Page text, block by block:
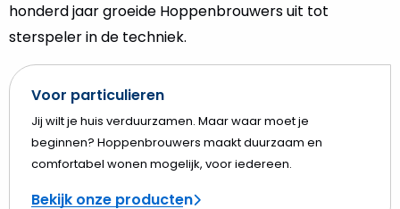
honderd jaar groeide Hoppenbrouwers uit tot
sterspeler in de techniek.
Voor particulieren
Jij wilt je huis verduurzamen. Maar waar moet je
beginnen? Hoppenbrouwers maakt duurzaam en
comfortabel wonen mogelijk, voor iedereen.
Bekijk onze producten